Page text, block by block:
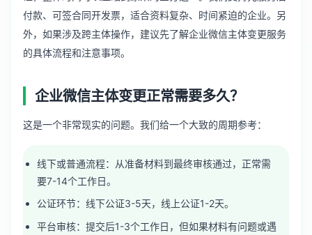
付款、可签合同开发票，适合资料复杂、时间紧迫的企业。另
外，如果涉及跨主体操作，建议先了解企业微信主体变更服务
的具体流程和注意事项。
企业微信主体变更正常需要多久？
这是一个非常现实的问题。我们给一个大致的周期参考：
线下或普通流程：从准备材料到最终审核通过，正常需
要7-14个工作日。
公证环节：线下公证3-5天，线上公证1-2天。
平台审核：提交后1-3个工作日，但如果材料有问题或遇